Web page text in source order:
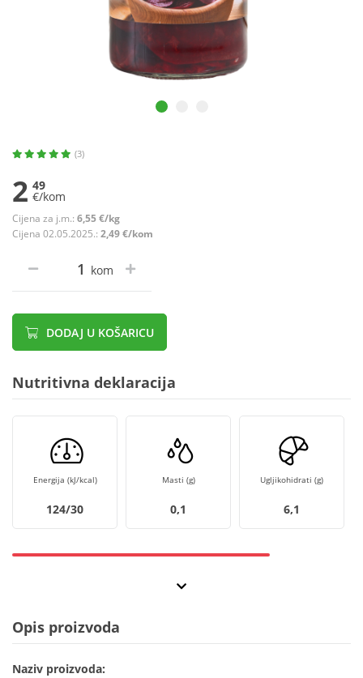
(3)
2 49
€/kom
Cijena za j.m.: 6,55 €/kg
Cijena 02.05.2025.: 2,49 €/kom
kom
DODAJ U KOŠARICU
Nutritivna deklaracija
Energija (kJ/kcal)
124/30
Masti (g)
0,1
Ugljikohidrati (g)
6,1
Opis proizvoda
Naziv proizvoda: